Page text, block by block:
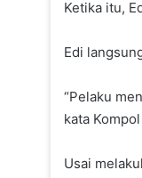
Ketika itu,
Edi
“Pelaku
kata
Usai